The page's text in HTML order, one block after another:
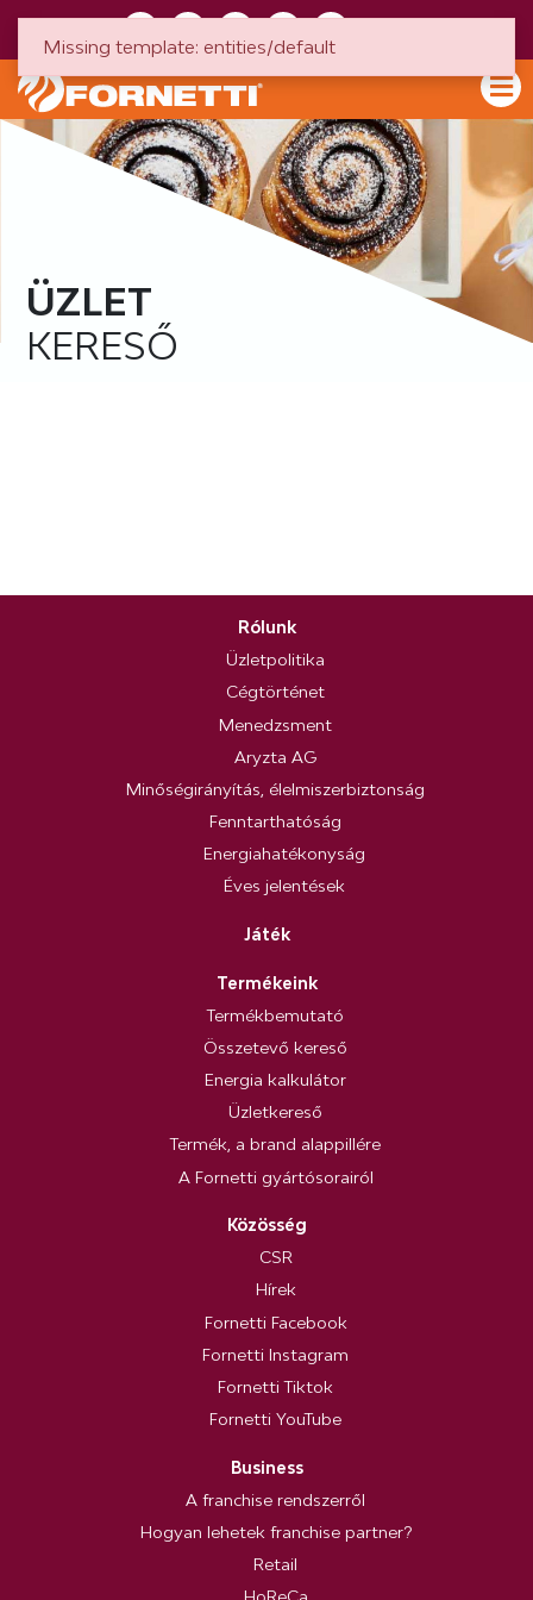
ÜZLET
KERESŐ
Rólunk
Üzletpolitika
Cégtörténet
Menedzsment
Aryzta AG
Minőségirányítás, élelmiszerbiztonság
Fenntarthatóság
Energiahatékonyság
Éves jelentések
Játék
Termékeink
Termékbemutató
Összetevő kereső
Energia kalkulátor
Üzletkereső
Termék, a brand alappillére
A Fornetti gyártósorairól
Közösség
CSR
Hírek
Fornetti Facebook
Fornetti Instagram
Fornetti Tiktok
Fornetti YouTube
Business
A franchise rendszerről
Hogyan lehetek franchise partner?
Retail
Missing template: entities/default